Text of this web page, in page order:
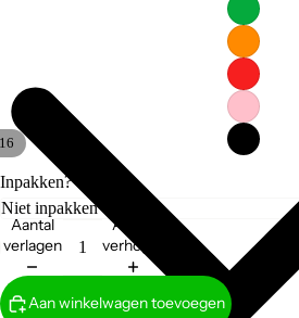
Inpakken?
Aantal
verlagen
Aantal
verhogen
Aan winkelwagen toevoegen